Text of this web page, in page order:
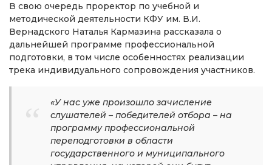
В свою очередь проректор по учебной и
методической деятельности КФУ им. В.И.
Вернадского Наталья Кармазина рассказала о
дальнейшей программе профессиональной
подготовки, в том числе особенностях реализации
трека индивидуального сопровождения участников.
«У нас уже произошло зачисление
слушателей – победителей отбора – на
программу профессиональной
переподготовки в области
государственного и муниципального